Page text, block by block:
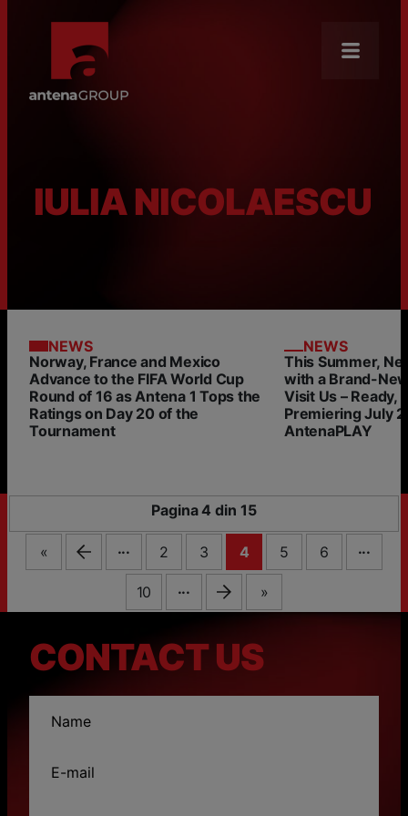
Brands
Antena Academy
CSR
Distribution
IULIA NICOLAESCU
NEWS
Norway, France and Mexico
Advance to the FIFA World Cup
Round of 16 as Antena 1 Tops the
Ratings on Day 20 of the
Tournament
NEWS
This Summer,
with a Brand-
Visit Us – Ready,
Premiering July
AntenaPLAY
Pagina 4 din 15
« ... 2 3 4 5 6 ...
10 ... »
CONTACT US